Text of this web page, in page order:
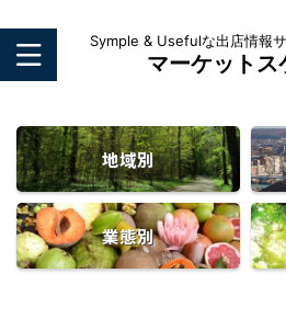
Symple & Usefulな出店情報
マーケットス
地域別
業態別